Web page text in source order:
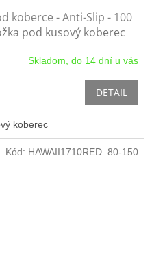
koberce - Anti-Slip - 100
pod kusový koberec
Skladom, do 14 dní u vás
DETAIL
koberec
Kód: HAWAII1710RED_80-150